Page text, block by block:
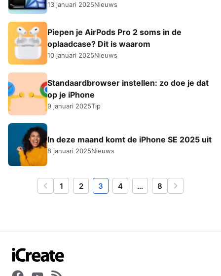
13 januari 2025Nieuws
Piepen je AirPods Pro 2 soms in de
oplaadcase? Dit is waarom
10 januari 2025Nieuws
Standaardbrowser instellen: zo doe je dat
op je iPhone
9 januari 2025Tip
In deze maand komt de iPhone SE 2025 uit
8 januari 2025Nieuws
Vorige
1 2 3 4 … 8 Volgende